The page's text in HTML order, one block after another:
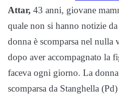
Attar, 43 anni, giovane
quale non si hanno notizie
donna è scomparsa nel nulla
dopo aver accompagnato la
faceva ogni giorno. La
scomparsa da Stanghella